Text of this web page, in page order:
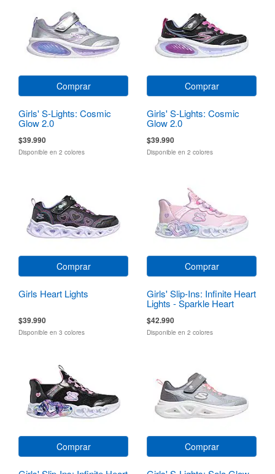
Comprar
Girls' S-Lights: Cosmic
Glow 2.0
$39.990
Disponible en 2 colores
Comprar
Girls' S-Lights: Cosmic
Glow 2.0
$39.990
Disponible en 2 colores
Comprar
Girls Heart Lights
$39.990
Disponible en 3 colores
Comprar
Girls' Slip-Ins: Infinite Heart
Lights - Sparkle Heart
$42.990
Disponible en 2 colores
Comprar Comprar